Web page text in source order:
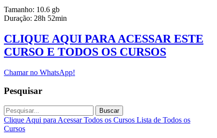
Tamanho: 10.6 gb
Duração: 28h 52min
CLIQUE AQUI PARA ACESSAR ESTE
CURSO E TODOS OS CURSOS
Chamar no WhatsApp!
Pesquisar
Buscar
Clique Aqui para Acessar Todos os Cursos Lista de Todos os
Cursos